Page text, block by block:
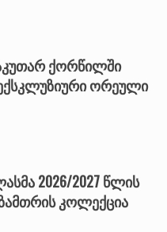
ქორწილში
ექსკლუზიური ორეული
2026/2027 წლის
კოლექცია